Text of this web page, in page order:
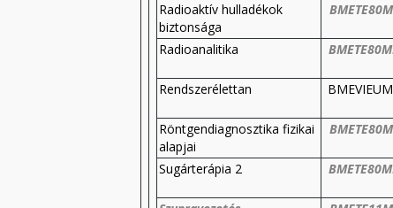
Radioaktív hulladékok
biztonsága
Radioanalitika
Rendszerélettan
Röntgendiagnosztika fizikai
alapjai
Sugárterápia 2